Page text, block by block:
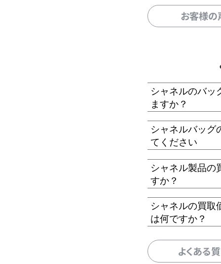
お客様
シャネルのバッ
ますか？
シャネルバッグ
てください
シャネル製品の
すか？
シャネルの買取
は何ですか？
よくある